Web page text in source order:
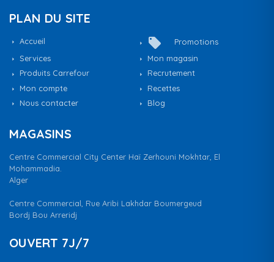
PLAN DU SITE
Accueil local_offer
Promotions
Services
Mon magasin
Produits Carrefour
Recrutement
Mon compte
Recettes
Nous contacter
Blog
MAGASINS
Centre Commercial City Center Haï Zerhouni Mokhtar, El
Mohammadia.
Alger
Centre Commercial, Rue Aribi Lakhdar Boumergeud
Bordj Bou Arreridj
OUVERT 7J/7